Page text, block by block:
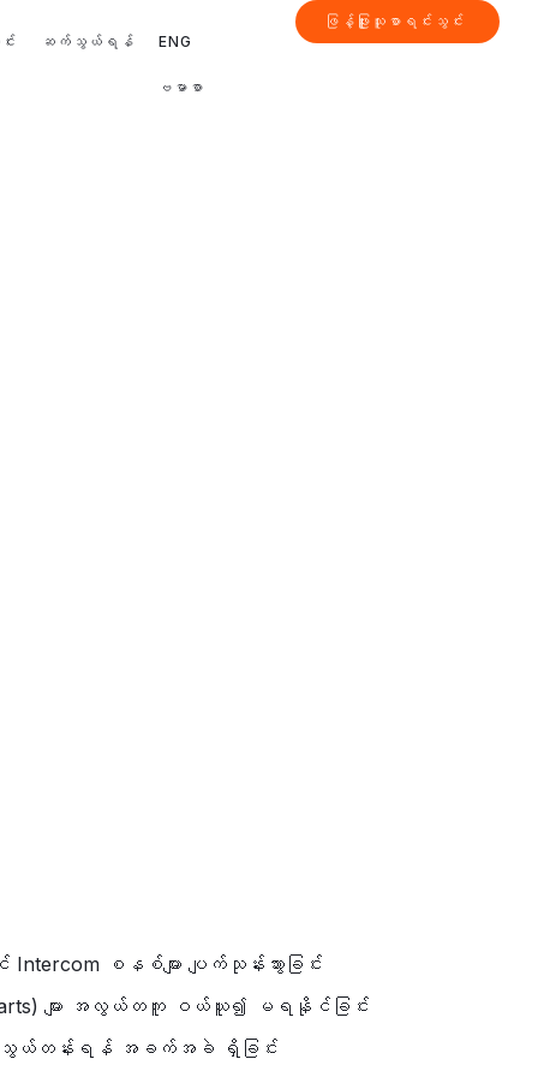
း ဆက်သွယ်ရန် ENG
ဗမာစာ
ဖြန့်ဖြူးသူစာရင်းသွင်း
စနစ်များ ပျက်သုန်းသွားခြင်း
များ အလွယ်တကူ ဝယ်ယူ၍ မရနိုင်ခြင်း
ြိုးသွယ်တန်းရန် အခက်အခဲ ရှိခြင်း